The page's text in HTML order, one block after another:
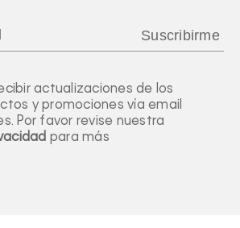
actualizaciones de los
y promociones vía email
Por favor revise nuestra
para más